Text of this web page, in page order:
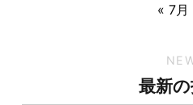
« 7月
最新